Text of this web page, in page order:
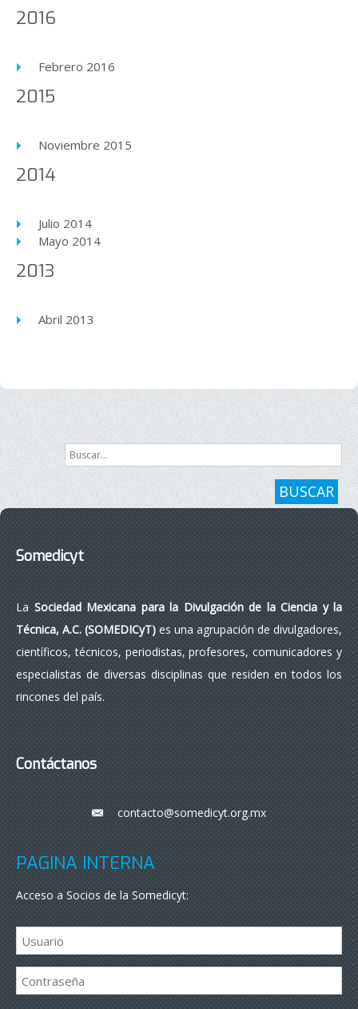
2016
Febrero 2016
2015
Noviembre 2015
2014
Julio 2014
Mayo 2014
2013
Abril 2013
Buscar...
BUSCAR
Somedicyt
LaSociedad Mexicana para la Divulgación de la Ciencia y la
Técnica, A.C. (SOMEDICyT)es una agrupación de divulgadores,
científicos, técnicos, periodistas, profesores, comunicadores y
especialistas de diversas disciplinas que residen en todos los
rincones del país.
Contáctanos
___contacto@somedicyt.org.mx
PÁGINA INTERNA
Acceso a Socios de la Somedicyt: